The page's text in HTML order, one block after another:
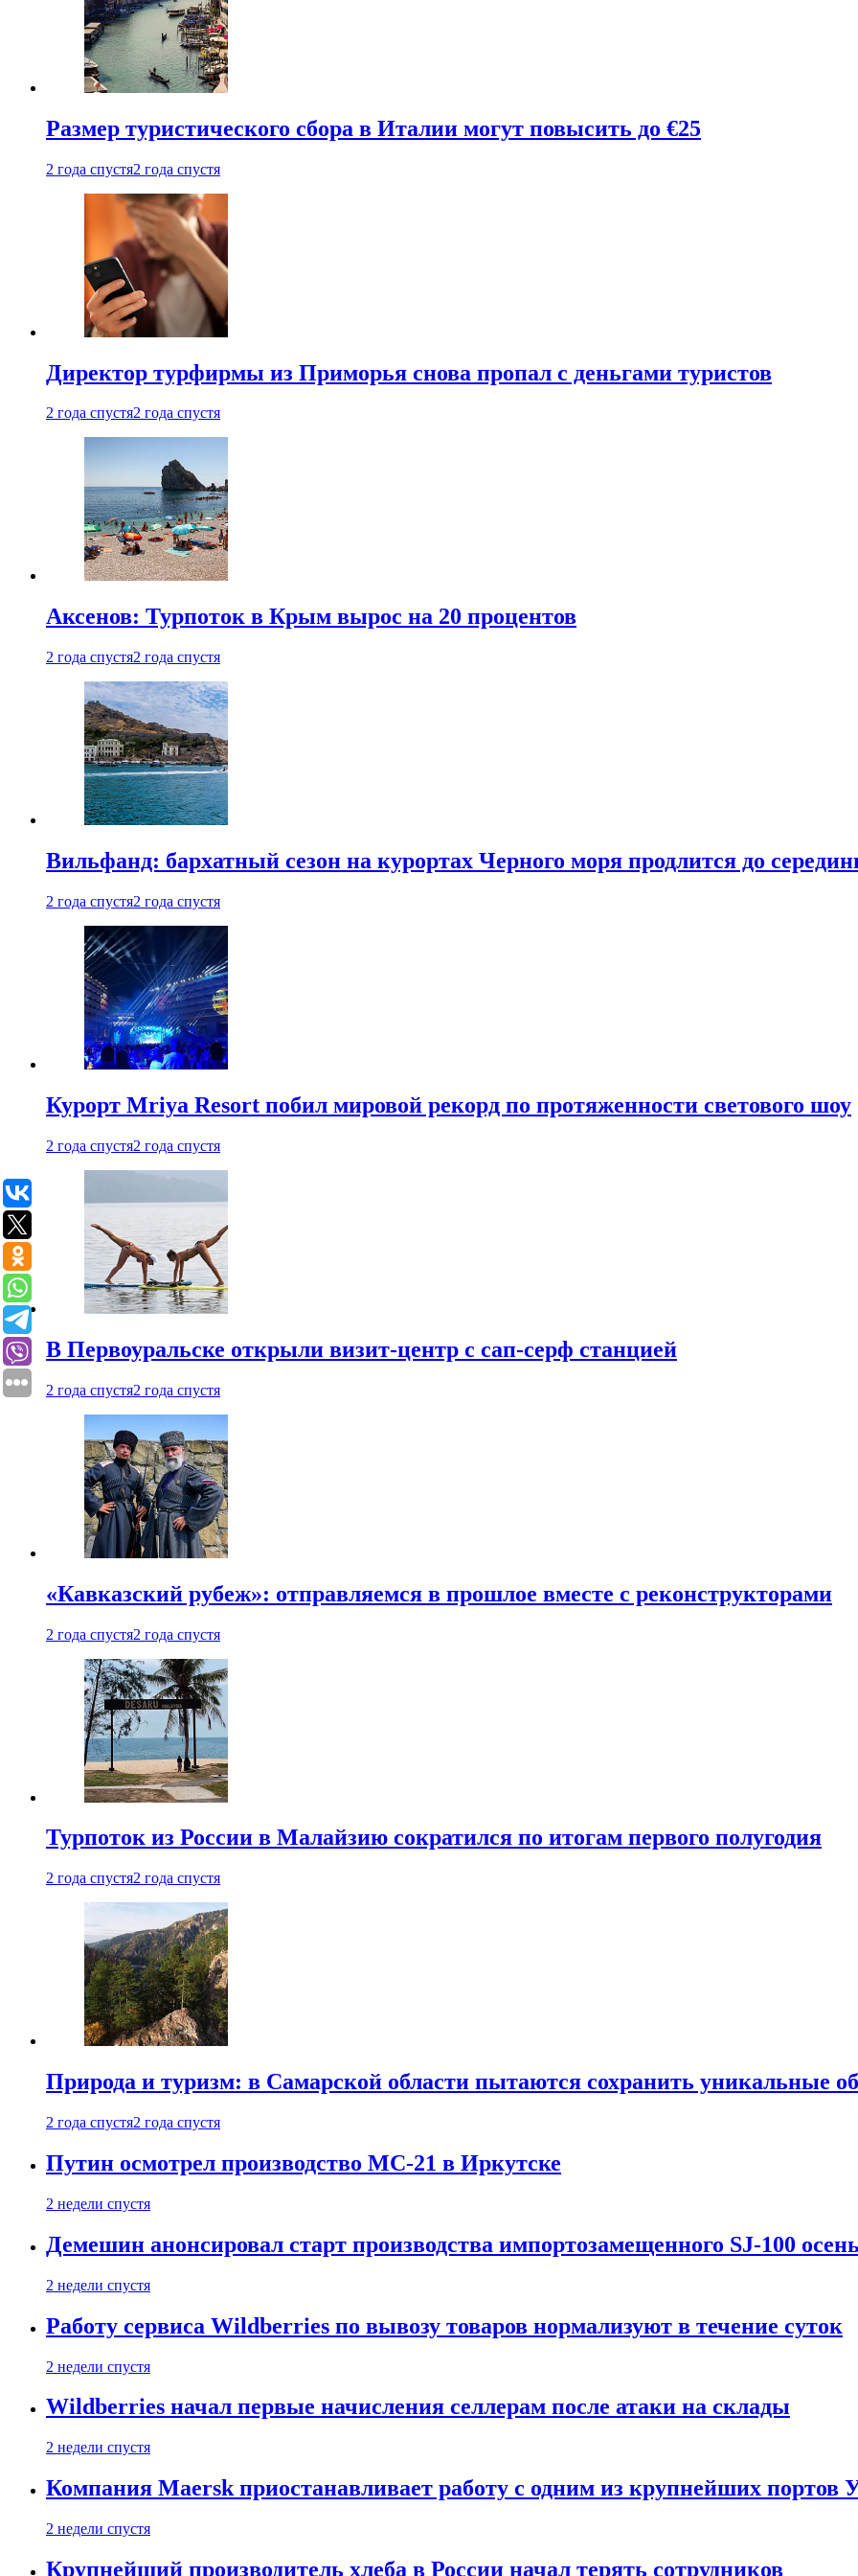
Размер туристического сбора в Италии могут повысить до €25
2 года спустя2 года спустя
Директор турфирмы из Приморья снова пропал с деньгами туристов
2 года спустя2 года спустя
Аксенов: Турпоток в Крым вырос на 20 процентов
2 года спустя2 года спустя
Вильфанд: бархатный сезон на курортах Черного моря продлится до
2 года спустя2 года спустя
Курорт Mriya Resort побил мировой рекорд по протяженности светового шоу
2 года спустя2 года спустя
В Первоуральске открыли визит-центр с сап-серф станцией
2 года спустя2 года спустя
«Кавказский рубеж»: отправляемся в прошлое вместе с реконструкторами
2 года спустя2 года спустя
Турпоток из России в Малайзию сократился по итогам первого полугодия
2 года спустя2 года спустя
Природа и туризм: в Самарской области пытаются сохранить уникальные
2 года спустя2 года спустя
Путин осмотрел производство МС-21 в Иркутске
2 недели спустя
Демешин анонсировал старт производства импортозамещенного SJ-100
2 недели спустя
Работу сервиса Wildberries по вывозу товаров нормализуют в течение суток
2 недели спустя
Wildberries начал первые начисления селлерам после атаки на склады
2 недели спустя
Компания Maersk приостанавливает работу с одним из крупнейших портов
2 недели спустя
Крупнейший производитель хлеба в России начал терять сотрудников